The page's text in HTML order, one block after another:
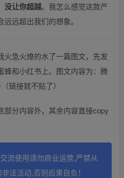
没让你超越。我怎么感觉这款产
远超出我们的想象。
火急火燎的水了一篇图文，先发
蜂和小红书上。图文内容为：腾
链接就不贴了）
部分内容外，其余内容直接copy
流使用请勿商业运营,严禁从
法活动,否则后果自负！